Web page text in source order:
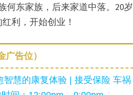
何东家族，后来家道中落。20
利，开始创业！
告位）
慧的康复体验 | 接受保险 车